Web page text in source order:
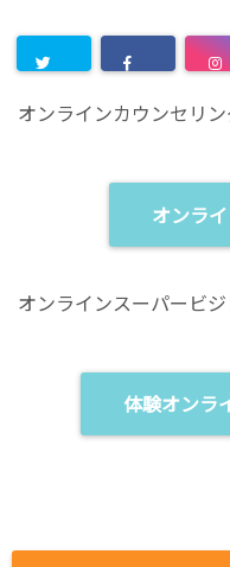
オンラインカウンセリ
オンラ
オンラインスーパービ
体験オンラ